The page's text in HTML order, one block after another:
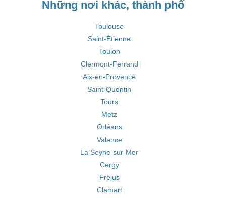
Những nơi khác, thành phố
Toulouse
Saint-Étienne
Toulon
Clermont-Ferrand
Aix-en-Provence
Saint-Quentin
Tours
Metz
Orléans
Valence
La Seyne-sur-Mer
Cergy
Fréjus
Clamart